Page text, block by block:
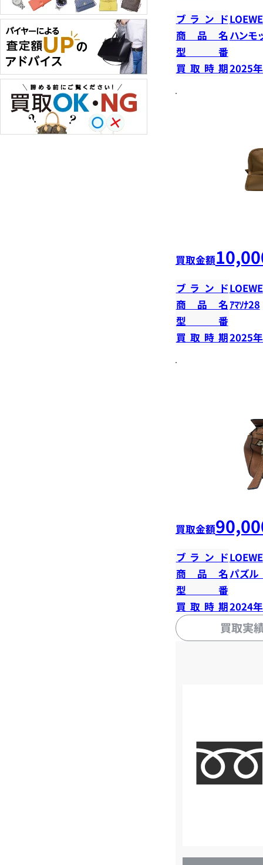
ブランドLOEWE
商品名 ハン
型番
買取時期2025
買取金額
ブランドLOEWE
商品名ｱﾏｿﾅ28
型番
買取時期2025
買取金額
ブランドLOEWE
商品名 パズ
型番
買取時期2024
買取実